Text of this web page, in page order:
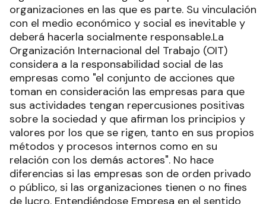
organizaciones en las que es parte. Su vinculación
con el medio económico y social es inevitable y
deberá hacerla socialmente responsable.La
Organización Internacional del Trabajo (OIT)
considera a la responsabilidad social de las
empresas como "el conjunto de acciones que
toman en consideración las empresas para que
sus actividades tengan repercusiones positivas
sobre la sociedad y que afirman los principios y
valores por los que se rigen, tanto en sus propios
métodos y procesos internos como en su
relación con los demás actores". No hace
diferencias si las empresas son de orden privado
o público, si las organizaciones tienen o no fines